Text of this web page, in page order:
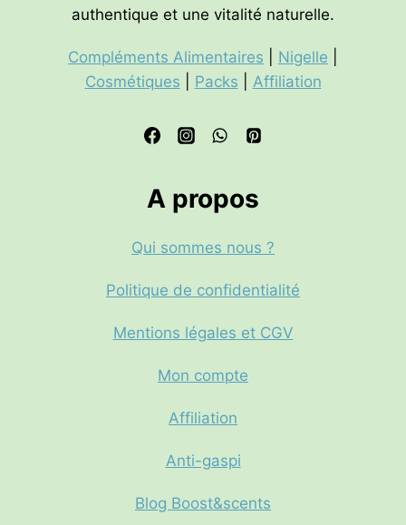
authentique et une vitalité naturelle.
Compléments Alimentaires Nigelle
Cosmétiques
Packs Affiliation
A propos
Qui sommes nous ?
Politique de confidentialité
Mentions légales et CGV
Mon compte
Affiliation
Anti-gaspi
Blog Boost&scents